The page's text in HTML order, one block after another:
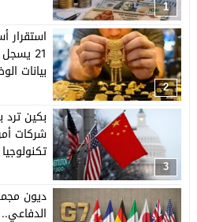
1
2
استقرار
بيانات
3
شركات
ديون